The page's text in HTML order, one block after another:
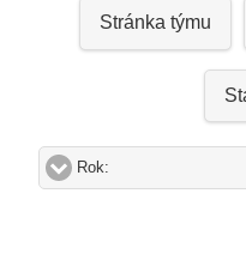
Stránka týmu
Rok: